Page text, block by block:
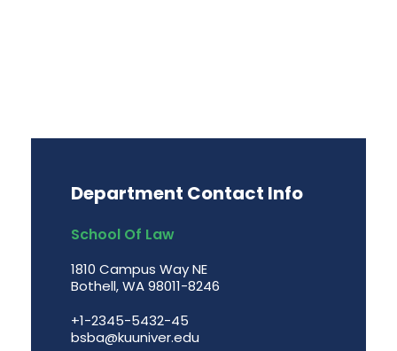
Department Contact Info
School Of Law
1810 Campus Way NE
Bothell, WA 98011-8246
+1-2345-5432-45
bsba@kuuniver.edu